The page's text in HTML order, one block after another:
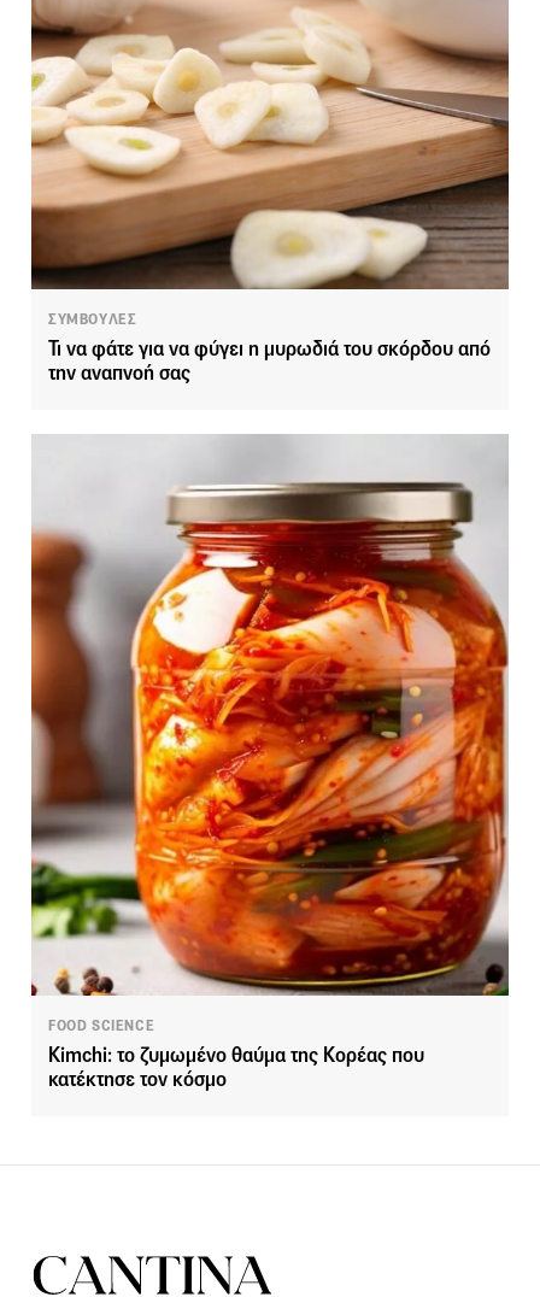
ΣΥΜΒΟΥΛΕΣ
Τι να φάτε για να φύγει η μυρωδιά του σκόρδου από
την αναπνοή σας
FOOD SCIENCE
Kimchi: το ζυμωμένο θαύμα της Κορέας που
κατέκτησε τον κόσμο